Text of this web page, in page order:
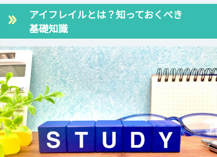
アイフレイルとは？知っておくべき
基礎知識